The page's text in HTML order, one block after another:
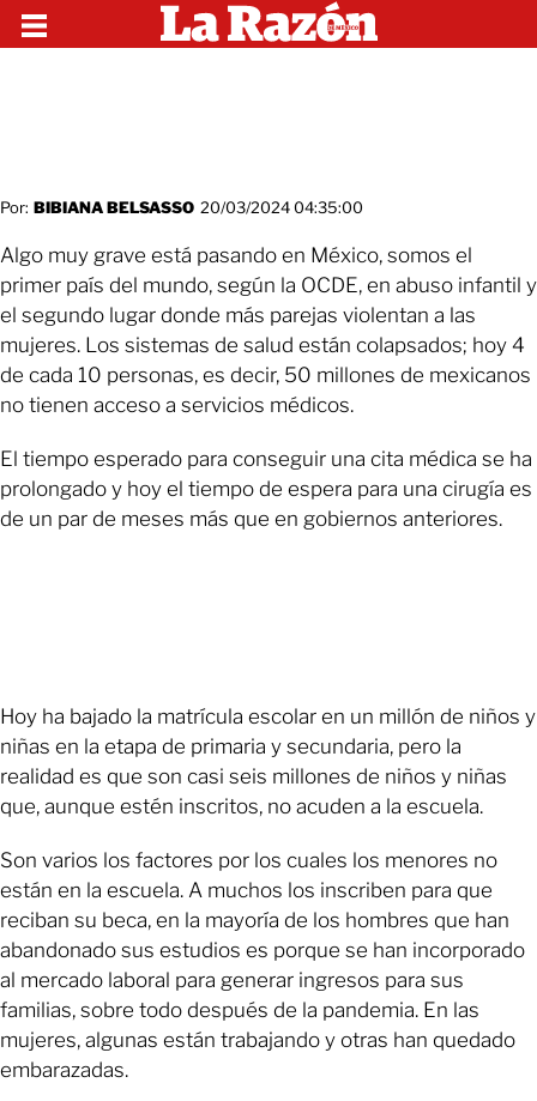
Por: BIBIANA BELSASSO 20/03/2024 04:35:00
Algo muy grave está pasando en México, somos el
primer país del mundo, según la OCDE, en abuso infantil y
el segundo lugar donde más parejas violentan a las
mujeres. Los sistemas de salud están colapsados; hoy 4
de cada 10 personas, es decir, 50 millones de mexicanos
no tienen acceso a servicios médicos.
El tiempo esperado para conseguir una cita médica se ha
prolongado y hoy el tiempo de espera para una cirugía es
de un par de meses más que en gobiernos anteriores.
Hoy ha bajado la matrícula escolar en un millón de niños y
niñas en la etapa de primaria y secundaria, pero la
realidad es que son casi seis millones de niños y niñas
que, aunque estén inscritos, no acuden a la escuela.
Son varios los factores por los cuales los menores no
están en la escuela. A muchos los inscriben para que
reciban su beca, en la mayoría de los hombres que han
abandonado sus estudios es porque se han incorporado
al mercado laboral para generar ingresos para sus
familias, sobre todo después de la pandemia. En las
mujeres, algunas están trabajando y otras han quedado
embarazadas.